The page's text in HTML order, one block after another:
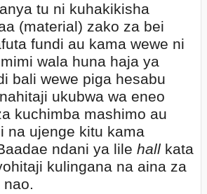
tu ni kuhakikisha
(material) zako za bei
fundi au kama wewe ni
wala huna haja ya
bali wewe piga hesabu
ukubwa wa eneo
kuchimba mashimo au
na ujenge kitu kama
ndani ya lile hall kata
kulingana na aina za